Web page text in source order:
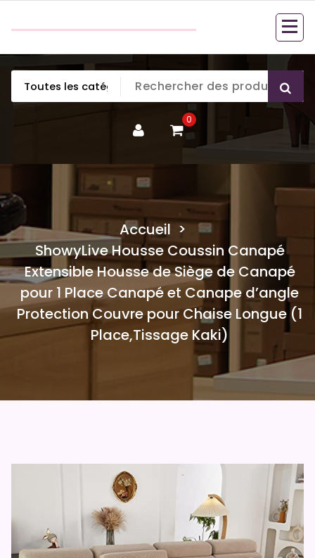
0
Accueil >
ShowyLive Housse Coussin Canapé
Extensible Housse de Siège de Canapé
pour 1 Place Canapé et Canape d’angle
Protection Couvre pour Chaise Longue (1
Place,Tissage Kaki)